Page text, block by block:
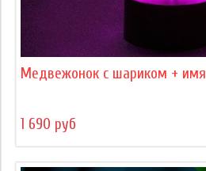
Медвежонок с шариком + имя
1 690 руб